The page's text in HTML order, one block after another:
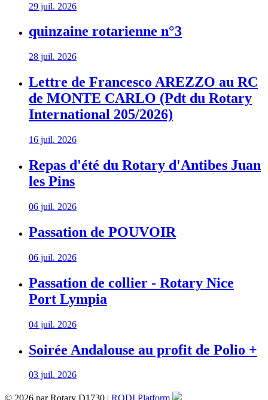
29 juil. 2026
quinzaine rotarienne n°3
28 juil. 2026
Lettre de Francesco AREZZO au RC
de MONTE CARLO (Pdt du Rotary
International 205/2026)
16 juil. 2026
Repas d'été du Rotary d'Antibes Juan
les Pins
06 juil. 2026
Passation de POUVOIR
06 juil. 2026
Passation de collier - Rotary Nice
Port Lympia
04 juil. 2026
Soirée Andalouse au profit de Polio +
03 juil. 2026